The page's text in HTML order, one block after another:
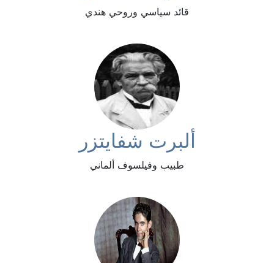
قائد سياسي وروحي هندي
ألبرت شفايتزر
طبيب وفيلسوف ألماني